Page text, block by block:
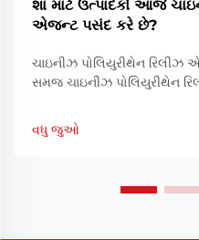
શા માટે ઉત્પાદકો આજે
એજન્ટ પસંદ કરે છે?
ચાઇનીઝ પોલિયુરીથેન રિલીઝ
સમજ ચાઇનીઝ પોલિયુરીથેન
વધુને વધુ પસંદ કરવામાં આવી
વધુ જુઓ